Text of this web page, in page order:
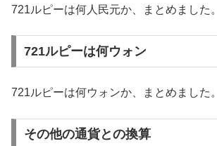
721ルピーは何人民元か、まとめました。
721ルピーは何ウォン
721ルピーは何ウォンか、まとめました。
その他の通貨との換算